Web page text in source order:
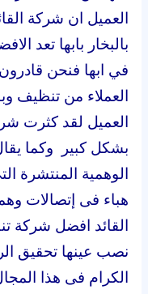
العميل ان شركة
بالبخار بابها تعد
في ابها فنحن
العملاء من تنظيف
العميل لقد كثرت
بشكل كبير وكما
الوهمية المنتشرة
هباء فى إتصالات
القائد افضل شركة
نصب عينها تحقيق
الكرام فى هذا